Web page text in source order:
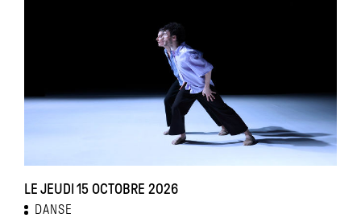
LE JEUDI 15 OCTOBRE 2026
DANSE